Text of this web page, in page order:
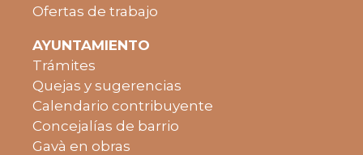
Ofertas de trabajo
AYUNTAMIENTO
Trámites
Quejas y sugerencias
Calendario contribuyente
Concejalías de barrio
Gavà en obras